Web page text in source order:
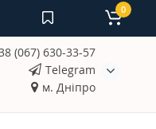
(067) 630-33-57
Telegram
м. Дніпро
0